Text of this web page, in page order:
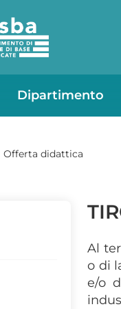
Dipartimento
Offerta didattica
Al
o di
e/o